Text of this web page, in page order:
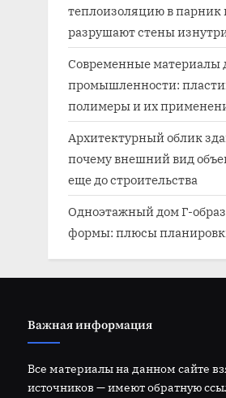
теплоизоляцию в парник
разрушают стены
Современные материалы
промышленности:
полимеры и их
Архитектурный облик
почему внешний вид
еще до строительства
Одноэтажный дом Г-
формы: плюсы
Важная информация
Все материалы на данном сайте
источников — имеют обратную